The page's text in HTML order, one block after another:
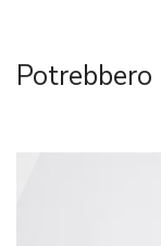
Potrebbero